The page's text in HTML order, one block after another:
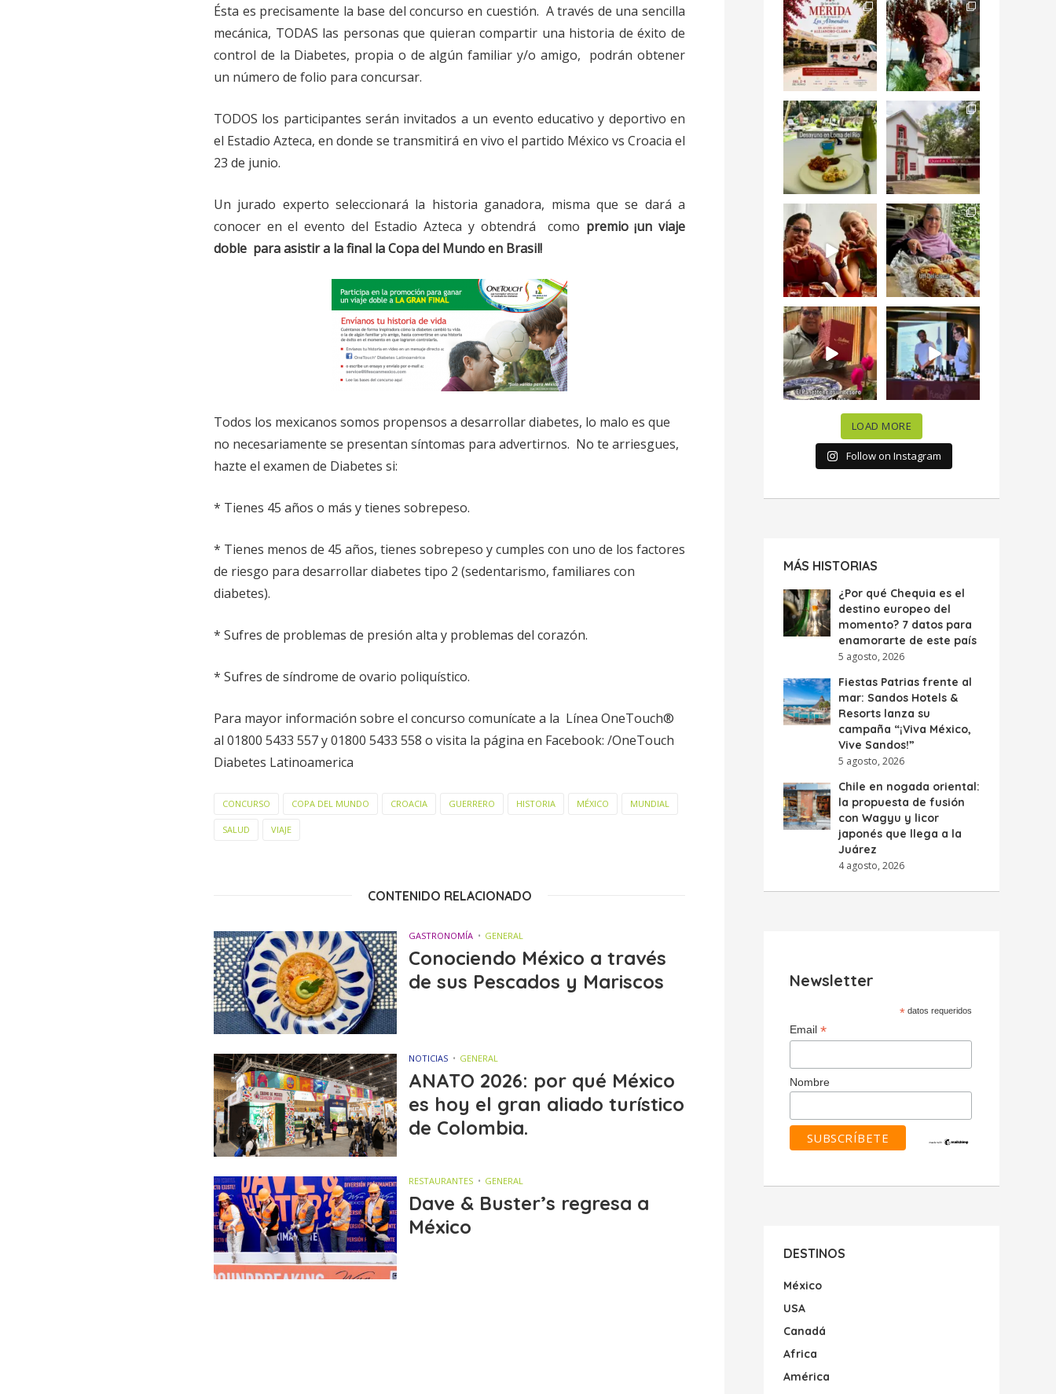
Ésta es precisamente la base del concurso en cuestión. A través de una sencilla
mecánica, TODAS las personas que quieran compartir una historia de éxito de
control de la Diabetes, propia o de algún familiar y/o amigo, podrán obtener
un número de folio para concursar.
TODOS los participantes serán invitados a un evento educativo y deportivo en
el Estadio Azteca, en donde se transmitirá en vivo el partido México vs Croacia el
23 de junio.
Un jurado experto seleccionará la historia ganadora, misma que se dará a
conocer en el evento del Estadio Azteca y obtendrá como premio ¡un viaje
doble para asistir a la final la Copa del Mundo en Brasil!
Todos los mexicanos somos propensos a desarrollar diabetes, lo malo es que
no necesariamente se presentan síntomas para advertirnos. No te arriesgues,
hazte el examen de Diabetes si:
* Tienes 45 años o más y tienes sobrepeso.
* Tienes menos de 45 años, tienes sobrepeso y cumples con uno de los factores
de riesgo para desarrollar diabetes tipo 2 (sedentarismo, familiares con
diabetes).
* Sufres de problemas de presión alta y problemas del corazón.
* Sufres de síndrome de ovario poliquístico.
Para mayor información sobre el concurso comunícate a la Línea OneTouch®
al 01800 5433 557 y 01800 5433 558 o visita la página en Facebook: /OneTouch
Diabetes Latinoamerica
CONCURSO COPA DEL MUNDO CROACIA GUERRERO HISTORIA MÉXICO MUNDIAL
SALUD VIAJE
CONTENIDO RELACIONADO
GASTRONOMÍA GENERAL
Conociendo México a través
de sus Pescados y Mariscos
NOTICIAS GENERAL
ANATO 2026: por qué México
es hoy el gran aliado turístico
de Colombia.
RESTAURANTES GENERAL
Dave & Buster’s regresa a
México
Siempre me mueven
las causas y comer
con causa es...
12 0
Fuimos a celebrar a
mis dos #mamás
más cercanas mi...
17 0
Levantarse, escuchar
el río correr y sentir
el...
19 0
Esta
#NochedeMuseos
en la
#QuintaColorada
el...
12 0
¡Qué desayuno tan
increíble en
@LasQuinceLetras!...
28 3
Me tocó rosca de
Tagers un
restaurante de
Avenida...
50 10
“En #Mallorca
Ciudad de México
celebramos la...
63 7
#SoaunFusionMexic
o una noche única
donde España y...
10 0
LOAD MORE
Follow on Instagram
MÁS HISTORIAS
¿Por qué Chequia es el
destino europeo del
momento? 7 datos para
enamorarte de este país
5 agosto, 2026
Fiestas Patrias frente al
mar: Sandos Hotels &
Resorts lanza su
campaña “¡Viva México,
Vive Sandos!”
5 agosto, 2026
Chile en nogada oriental:
la propuesta de fusión
con Wagyu y licor
japonés que llega a la
Juárez
4 agosto, 2026
Newsletter
* datos requeridos
Email *
Nombre
DESTINOS
México
USA
Canadá
Africa
América